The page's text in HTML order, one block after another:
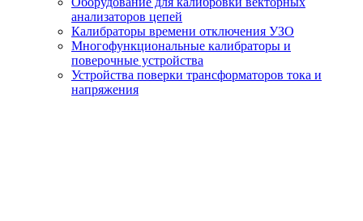
анализаторов цепей
Калибраторы времени отключения УЗО
Многофункциональные калибраторы и
поверочные устройства
Устройства поверки трансформаторов тока и
напряжения